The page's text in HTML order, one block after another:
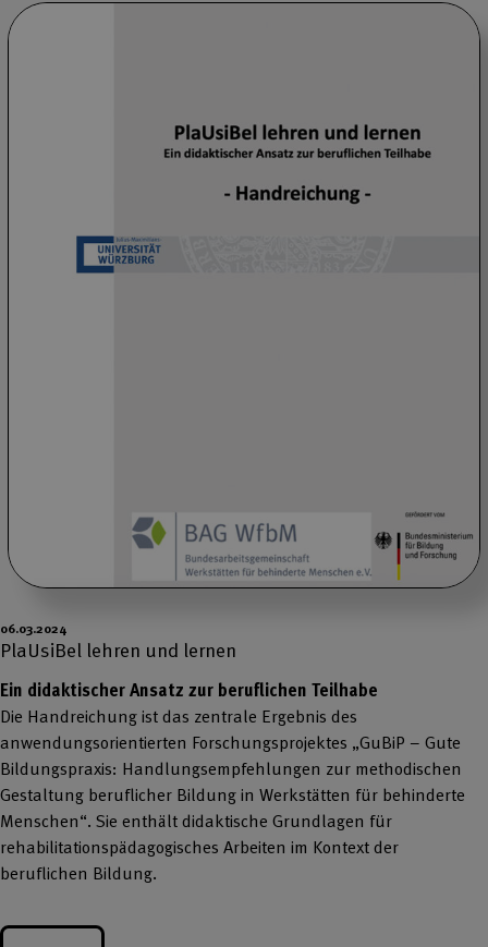
06.03.2024
PlaUsiBel lehren und lernen
Ein didaktischer Ansatz zur beruflichen Teilhabe
Die Handreichung ist das zentrale Ergebnis des
anwendungsorientierten Forschungsprojektes „GuBiP – Gute
Bildungspraxis: Handlungsempfehlungen zur methodischen
Gestaltung beruflicher Bildung in Werkstätten für behinderte
Menschen“. Sie enthält didaktische Grundlagen für
rehabilitationspädagogisches Arbeiten im Kontext der
beruflichen Bildung.